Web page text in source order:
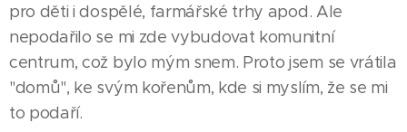
pro děti i dospělé, farmářské trhy apod. Ale
nepodařilo se mi zde vybudovat komunitní
centrum, což bylo mým snem. Proto jsem se vrátila
"domů", ke svým kořenům, kde si myslím, že se mi
to podaří.